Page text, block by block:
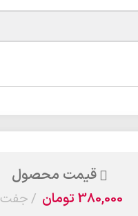
قیمت محصول
380,000تومان جفت